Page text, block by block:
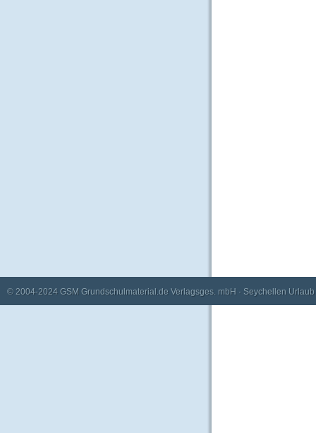
© 2004-2024 GSM Grundschulmaterial.de Verlagsges. mbH · Seychellen Urlaub